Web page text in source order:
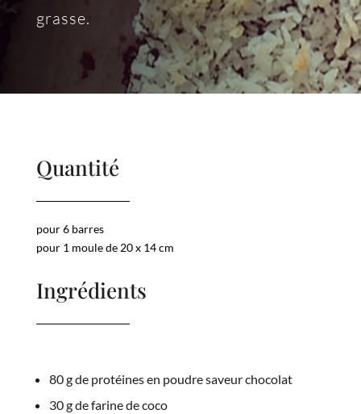
grasse.
Quantité
pour 6 barres
pour 1 moule de 20 x 14 cm
Ingrédients
80 g de protéines en poudre saveur chocolat
30 g de farine de coco